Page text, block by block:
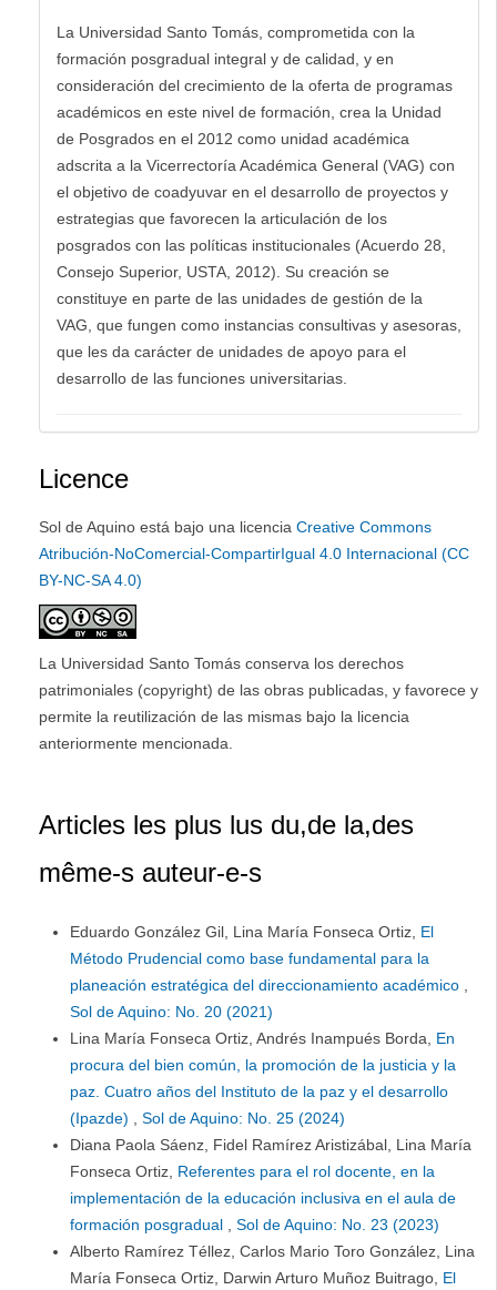
La Universidad Santo Tomás, comprometida con la
formación posgradual integral y de calidad, y en
consideración del crecimiento de la oferta de programas
académicos en este nivel de formación, crea la Unidad
de Posgrados en el 2012 como unidad académica
adscrita a la Vicerrectoría Académica General (VAG) con
el objetivo de coadyuvar en el desarrollo de proyectos y
estrategias que favorecen la articulación de los
posgrados con las políticas institucionales (Acuerdo 28,
Consejo Superior, USTA, 2012). Su creación se
constituye en parte de las unidades de gestión de la
VAG, que fungen como instancias consultivas y asesoras,
que les da carácter de unidades de apoyo para el
desarrollo de las funciones universitarias.
Licence
Sol de Aquino está bajo una licencia Creative Commons
Atribución-NoComercial-CompartirIgual 4.0 Internacional (CC
BY-NC-SA 4.0)
La Universidad Santo Tomás conserva los derechos
patrimoniales (copyright) de las obras publicadas, y favorece y
permite la reutilización de las mismas bajo la licencia
anteriormente mencionada.
Articles les plus lus du,de la,des
même-s auteur-e-s
Eduardo González Gil, Lina María Fonseca Ortiz, El
Método Prudencial como base fundamental para la
planeación estratégica del direccionamiento académico
Sol de Aquino: No. 20 (2021)
Lina María Fonseca Ortiz, Andrés Inampués Borda, En
procura del bien común, la promoción de la justicia y la
paz. Cuatro años del Instituto de la paz y el desarrollo
(Ipazde)
Sol de Aquino: No. 25 (2024)
Diana Paola Sáenz, Fidel Ramírez Aristizábal, Lina María
Fonseca Ortiz, Referentes para el rol docente, en la
implementación de la educación inclusiva en el aula de
formación posgradual
Sol de Aquino: No. 23 (2023)
Alberto Ramírez Téllez, Carlos Mario Toro González, Lina
María Fonseca Ortiz, Darwin Arturo Muñoz Buitrago, El